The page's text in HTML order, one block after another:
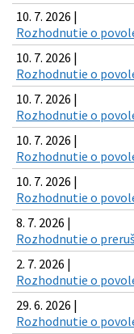
10. 7. 2026 |
Rozhodnutie o
10. 7. 2026 |
Rozhodnutie o
10. 7. 2026 |
Rozhodnutie o
10. 7. 2026 |
Rozhodnutie o
10. 7. 2026 |
Rozhodnutie o
8. 7. 2026 |
Rozhodnutie o
2. 7. 2026 |
Rozhodnutie o
29. 6. 2026 |
Rozhodnutie o